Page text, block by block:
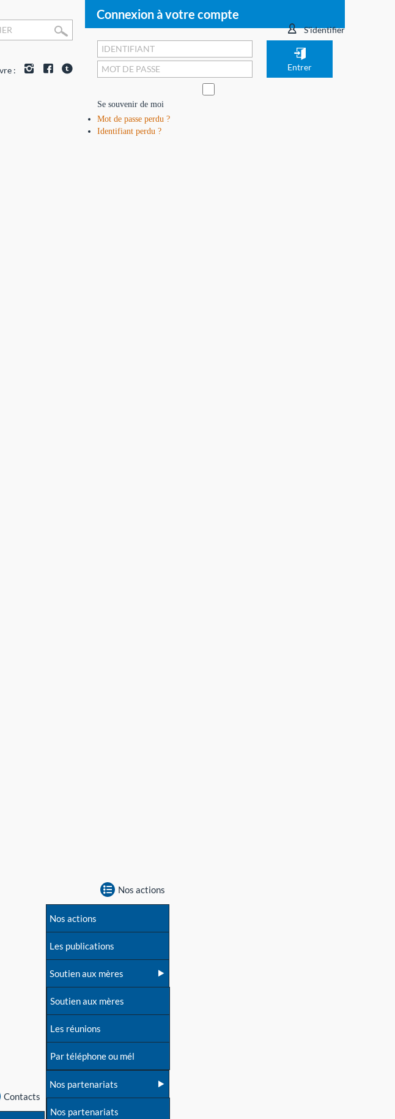
S'identifier
Connexion à votre compte
Se souvenir de moi
Mot de passe perdu ?
Identifiant perdu ?
:
Contacts
Nos actions
Nos actions
Les publications
Soutien aux mères
Soutien aux mères
Les réunions
Par téléphone ou mél
Nos partenariats
Nos partenariats